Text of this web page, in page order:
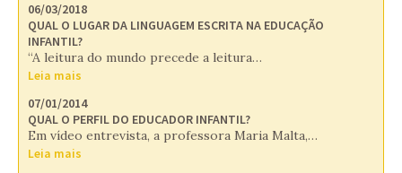
06/03/2018
QUAL O LUGAR DA LINGUAGEM ESCRITA NA EDUCAÇÃO
INFANTIL?
“A leitura do mundo precede a leitura…
Leia mais
07/01/2014
QUAL O PERFIL DO EDUCADOR INFANTIL?
Em vídeo entrevista, a professora Maria Malta,…
Leia mais